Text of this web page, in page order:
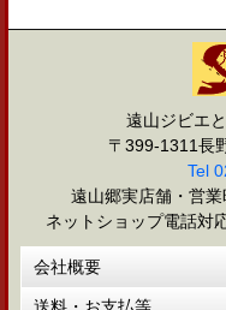
遠山ジビエ
〒399-1311長
Tel
遠山郷実店舗・営業
ネットショップ電話対
会社概要